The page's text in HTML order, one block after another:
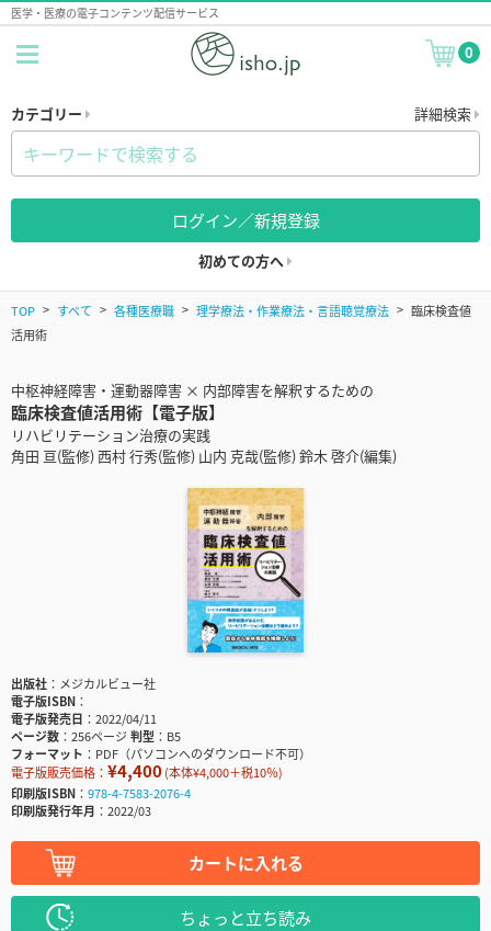
医学・医療の電子コンテンツ配信サービス
0
カテゴリー 詳細検索
ログイン／新規登録
初めての方へ
TOP すべて 各種医療職 理学療法・作業療法・言語聴覚療法
臨床検査値
活用術
中枢神経障害・運動器障害 × 内部障害を解釈するための
臨床検査値活用術【電子版】
リハビリテーション治療の実践
角田 亘(監修) 西村 行秀(監修) 山内 克哉(監修) 鈴木 啓介(編集)
出版社
メジカルビュー社
電子版ISBN
電子版発売日
2022/04/11
ページ数
256ページ判型
B5
フォーマット
PDF（パソコンへのダウンロード不可）
電子版販売価格： ¥4,400(本体¥4,000＋税10％)
印刷版ISBN
978-4-7583-2076-4
印刷版発行年月
2022/03
カートに入れる
ちょっと立ち読み